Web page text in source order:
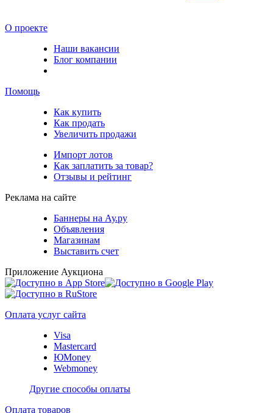
О проекте
Наши вакансии
Блог компании
Помощь
Как купить
Как продать
Увеличить продажи
Импорт лотов
Как заплатить за товар?
Отзывы и рейтинг
Реклама на сайте
Баннеры на Ау.ру
Объявления
Магазинам
Выставить счет
Приложение Аукциона
Оплата услуг сайта
Visa
Mastercard
ЮMoney
Webmoney
Другие способы оплаты
Оплата товаров